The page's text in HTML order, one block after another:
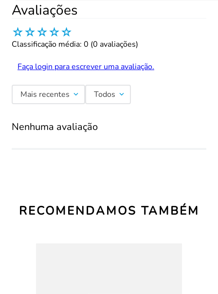
Avaliações
☆☆☆☆☆
Classificação média: 0 (0 avaliações)
Faça login para escrever uma avaliação.
Mais recentes Todos
Nenhuma avaliação
RECOMENDAMOS TAMBÉM